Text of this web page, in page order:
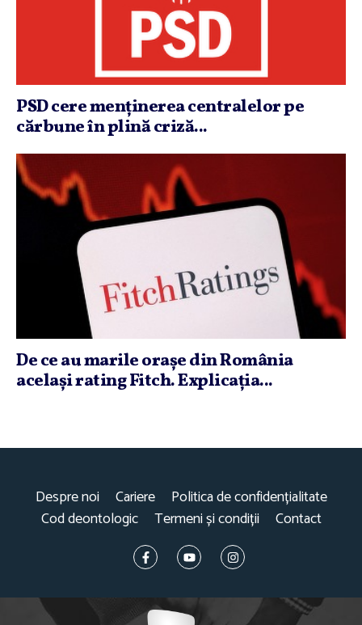
PSD cere menţinerea centralelor pe
cărbune în plină criză...
De ce au marile oraşe din România
acelaşi rating Fitch. Explicaţia...
Despre noi Cariere
Politica de confidențialitate
Cod deontologic
Termeni și condiții Contact